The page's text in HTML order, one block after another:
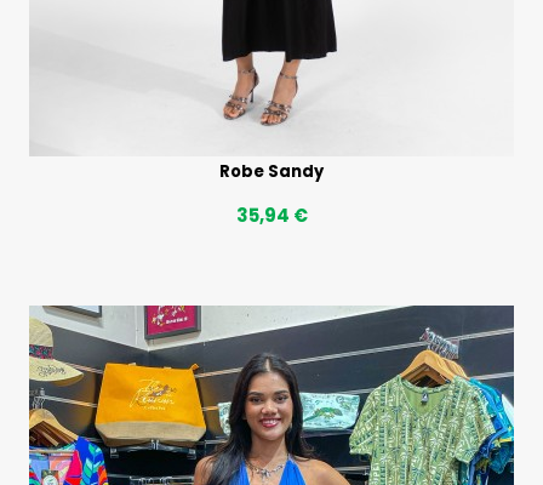
Robe Sandy
35,94 €